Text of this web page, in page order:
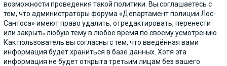
возможности проведения такой политики. Вы соглашаетесь с
тем, что администраторы форума «Департамент полиции Лос-
Сантоса» имеют право удалить, отредактировать, перенести
или закрыть любую тему в любое время по своему усмотрению.
Как пользователь вы согласны с тем, что введённая вами
информация будет храниться в базе данных. Хотя эта
информация не будет открыта третьим лицам без вашего